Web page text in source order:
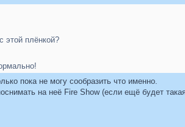
этой плёнкой?
пока не могу сообразить что именно.
на неё Fire Show (если ещё будет